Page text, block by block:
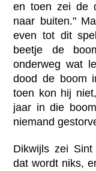
en toen zei de
naar buiten."
even tot dit
beetje de
onderweg wat
dood de boom
toen kon hij
jaar in die
niemand
Dikwijls zei
dat wordt niks,